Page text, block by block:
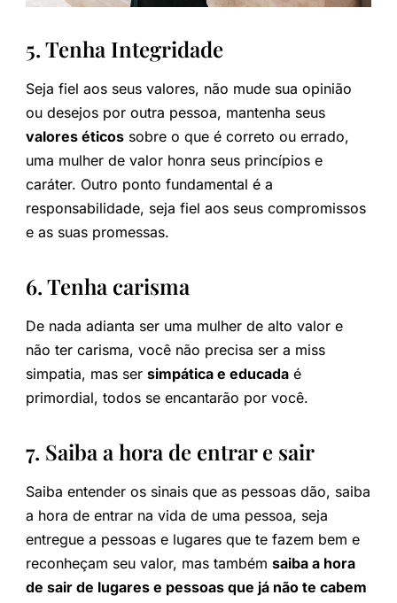
5. Tenha Integridade
Seja fiel aos seus valores, não mude sua opinião
ou desejos por outra pessoa, mantenha seus
valores éticossobre o que é correto ou errado,
uma mulher de valor honra seus princípios e
caráter. Outro ponto fundamental é a
responsabilidade, seja fiel aos seus compromissos
e as suas promessas.
6. Tenha carisma
De nada adianta ser uma mulher de alto valor e
não ter carisma, você não precisa ser a miss
simpatia, mas ser simpática e educadaé
primordial, todos se encantarão por você.
7. Saiba a hora de entrar e sair
Saiba entender os sinais que as pessoas dão, saiba
a hora de entrar na vida de uma pessoa, seja
entregue a pessoas e lugares que te fazem bem e
reconheçam seu valor, mas também saiba a hora
de sair de lugares e pessoas que já não te cabem